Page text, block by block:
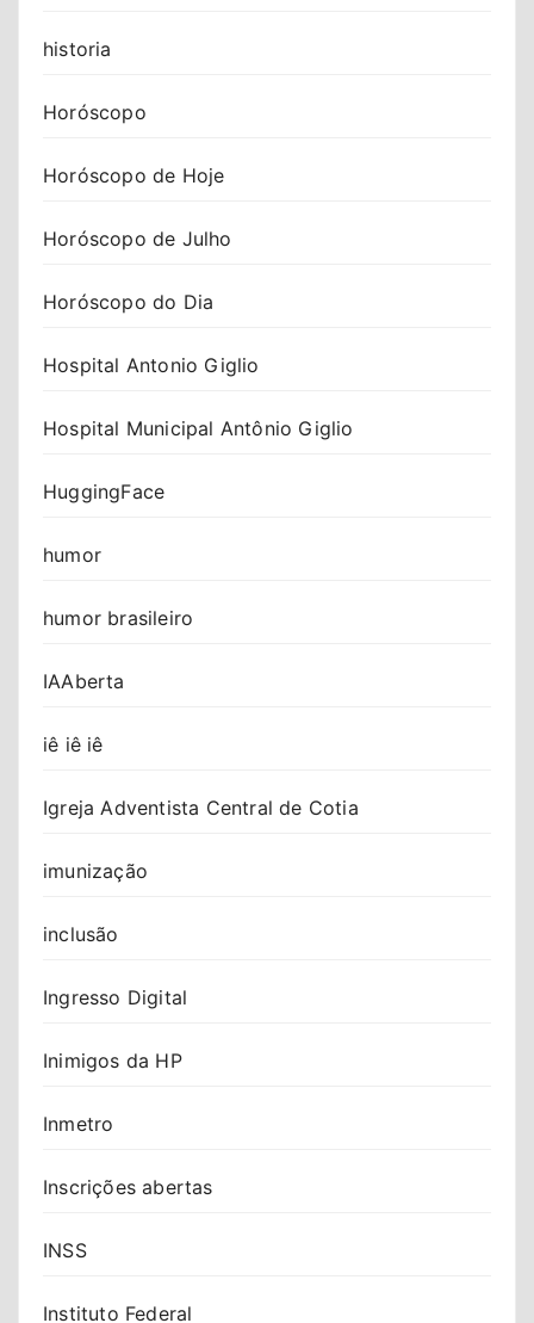
historia
Horóscopo
Horóscopo de Hoje
Horóscopo de Julho
Horóscopo do Dia
Hospital Antonio Giglio
Hospital Municipal Antônio Giglio
HuggingFace
humor
humor brasileiro
IAAberta
iê iê iê
Igreja Adventista Central de Cotia
imunização
inclusão
Ingresso Digital
Inimigos da HP
Inmetro
Inscrições abertas
INSS
Instituto Federal